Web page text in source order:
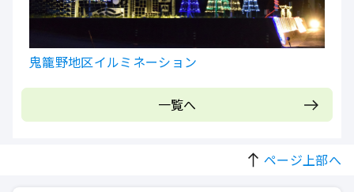
鬼籠野地区イルミネーション
一覧へ
ページ上部へ